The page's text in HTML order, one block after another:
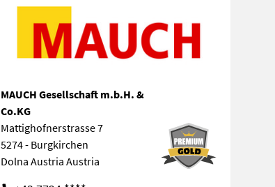
MAUCH Gesellschaft m.b.H. &
Co.KG
Mattighofnerstrasse 7
5274 - Burgkirchen
Dolna Austria Austria